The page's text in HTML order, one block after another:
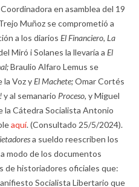
en asamblea del 19
Muñoz se comprometió a
a los diarios El Financiero, La
Miró i Solanes la llevaría a El
Braulio Alfaro Lemus se
la Voz yEl Machete;Omar Cortés
y al semanario Proceso, y Miguel
la Cátedra Socialista Antonio
aquí. (Consultado 25/5/2024).
a sueldo reescriben los
modo de los documentos
de historiadores oficiales que:
Socialista Libertario que